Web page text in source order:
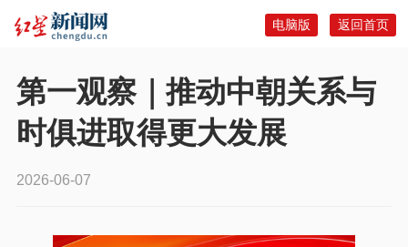
返回首页
电脑版
第一观察｜推动中朝关系与
时俱进取得更大发展
2026-06-07